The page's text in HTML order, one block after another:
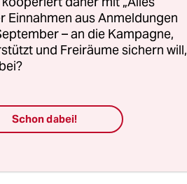
sollen
Einnahmen aus Anmeldungen
– an die Kampagne,
und Freiräume sichern will,
Schon dabei!